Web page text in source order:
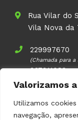
Valorizamos
Utilizamos
navegação,
Rua Vilar do
Vila Nova da
229997670
(Chamada para
937911083
(Chamada para